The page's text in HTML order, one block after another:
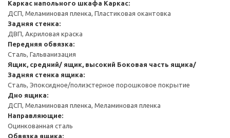
Каркас напольного шкафа Каркас:
ДСП, Меламиновая пленка, Пластиковая окантовка
Задняя стенка:
ДВП, Акриловая краска
Передняя обвязка:
Сталь, Гальванизация
Ящик, средний/ ящик, высокий Боковая часть ящика/
Задняя стенка ящика:
Сталь, Эпоксидное/полиэстерное порошковое покрытие
Дно ящика:
ДСП, Меламиновая пленка, Меламиновая пленка
Направляющие:
Оцинкованная сталь
Обвязка ящика: